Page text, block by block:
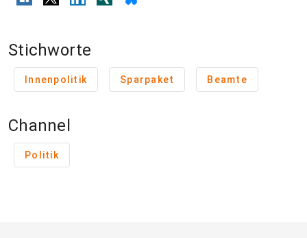
Stichworte
Innenpolitik Sparpaket Beamte
Channel
Politik